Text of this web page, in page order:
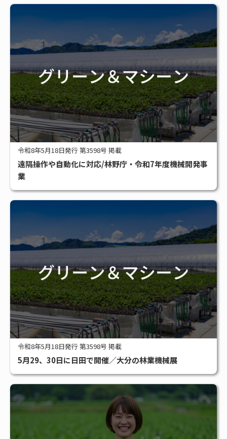
令和8年5月18日発行 第3598号 掲載
遠隔操作や自動化に対応/林野庁・令和7年度機械開発事
業
令和8年5月18日発行 第3598号 掲載
5月29、30日に日田で開催／大分の林業機械展